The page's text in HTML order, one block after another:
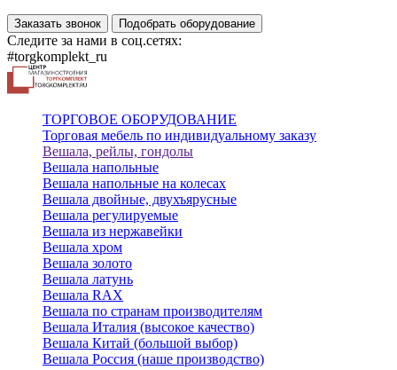
Заказать звонок Подобрать оборудование
Следите за нами в соц.сетях:
#torgkomplekt_ru
ТОРГОВОЕ ОБОРУДОВАНИЕ
Торговая мебель по индивидуальному заказу
Вешала, рейлы, гондолы
Вешала напольные
Вешала напольные на колесах
Вешала двойные, двухъярусные
Вешала регулируемые
Вешала из нержавейки
Вешала хром
Вешала золото
Вешала латунь
Вешала RAX
Вешала по странам производителям
Вешала Италия (высокое качество)
Вешала Китай (большой выбор)
Вешала Россия (наше производство)